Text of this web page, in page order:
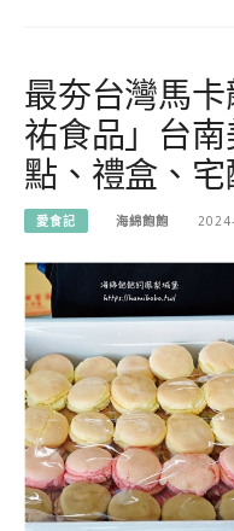
最夯台灣馬
祐食品」台
點、禮盒、
愛食記 海綿飽飽